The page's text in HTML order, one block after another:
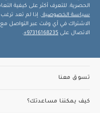
الحصرية. للتعرف أكثر على كيفية
سياسة الخصوصية . إذا لم تعد ترغب
الاشتراك في أي وقت عبر التواصل مع
الاتصال على 97316168235+
.
تسوق معنا
كيف يمكننا مساعدتك؟